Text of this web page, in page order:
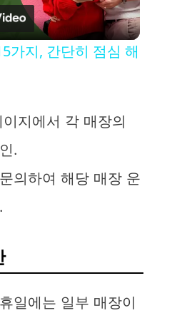
l
y
V
가지, 간단히 점심 해
지에서 각 매장의
.
의하여 해당 매장 운
일에는 일부 매장이